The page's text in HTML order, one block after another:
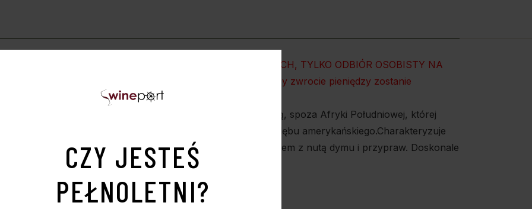
CZY JESTEŚ
PEŁNOLETNI?
W PRZYPADKU ZAMÓWIEŃ OD OSÓB PRYWATNYCH, TYLKO ODBIÓR OSOBISTY NA
W przypadku opłacenia zamówienia alkoholu z wysyłką, przy zwrocie pieniędzy zostanie
uprawianych na wzgórzach Judei. Ta winnica jest jedyną, spoza Afryki Południowej, której
Wino leżakuje przez okres 12 miesięcy w beczkach z dębu amerykańskiego.Charakteryzuje
aromatem czerwonych, dojrzałych owoców i eleganckim dębem z nutą dymu i przypraw. Doskonale